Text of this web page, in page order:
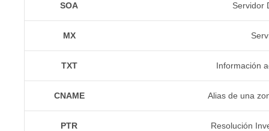
SOA Servidor
MX
TXT Información
CNAME Alias de una
PTR Resolución